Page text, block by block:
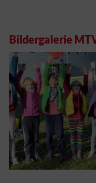
Bildergalerie